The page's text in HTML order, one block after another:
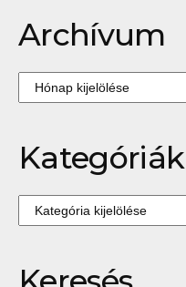
Archívum
Archívum
Kategóriák
Kategóriák